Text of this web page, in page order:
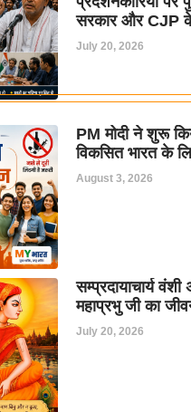
सरकार और CJP
July 20, 2026
PM मोदी ने शुरू
विकसित भारत के
August 3, 2026
सम्प्रदायाचार्य
महाप्रभु जी का
July 20, 2026